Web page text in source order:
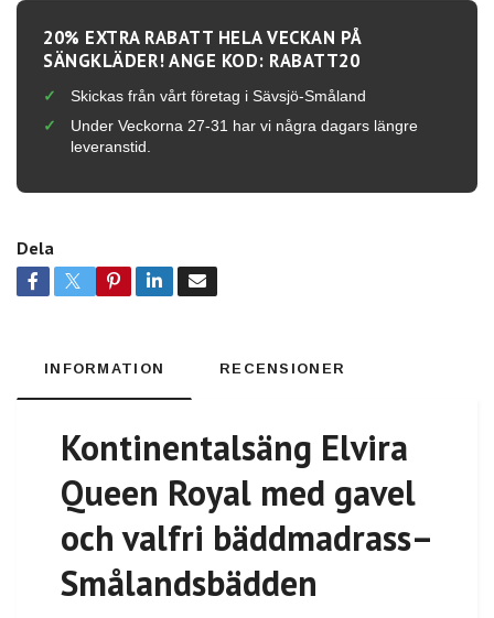
20% EXTRA RABATT HELA VECKAN PÅ
SÄNGKLÄDER! ANGE KOD: RABATT20
Skickas från vårt företag i Sävsjö-Småland
Under Veckorna 27-31 har vi några dagars längre
leveranstid.
Dela
INFORMATION RECENSIONER
Kontinentalsäng Elvira
Queen Royal med gavel
och valfri bäddmadrass–
Smålandsbädden